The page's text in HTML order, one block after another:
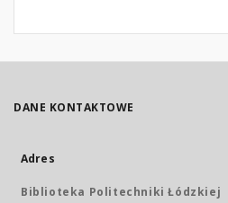
DANE KONTAKTOWE
Adres
Biblioteka Politechniki Łódzkiej